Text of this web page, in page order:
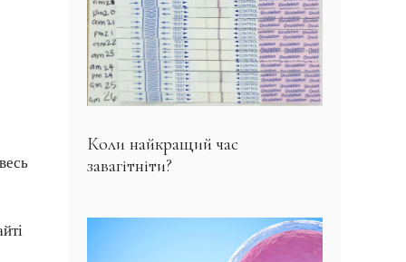
Коли найкращий час
завагітніти?